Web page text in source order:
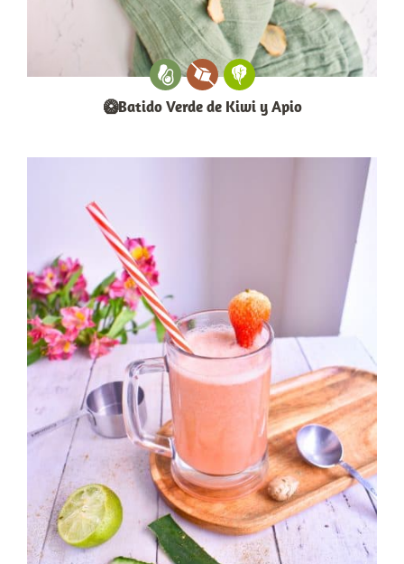
🥝Batido Verde de Kiwi y Apio